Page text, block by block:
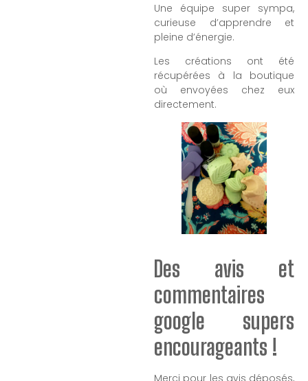
Une équipe super sympa,
curieuse d’apprendre et
pleine d’énergie.
Les créations ont été
récupérées à la boutique
où envoyées chez eux
directement.
Des avis et
commentaires
google supers
encourageants !
Merci pour les avis déposés,